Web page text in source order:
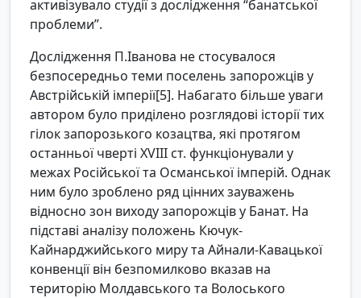
активізувало студії з дослідження “банатської
проблеми”.
Дослідження П.Іванова не стосувалося
безпосередньо теми поселень запорожців у
Австрійській імперії[5]. Набагато більше уваги
автором було приділено розглядові історії тих
гілок запорозького козацтва, які протягом
останньої чверті XVIII ст. функціонували у
межах Російської та Османської імперій. Однак
ним було зроблено ряд цінних зауважень
відносно зон виходу запорожців у Банат. На
підставі аналізу положень Кючук-
Кайнарджийського миру та Айнали-Кавацької
конвенції він безпомилково вказав на
територію Молдавського та Волоського